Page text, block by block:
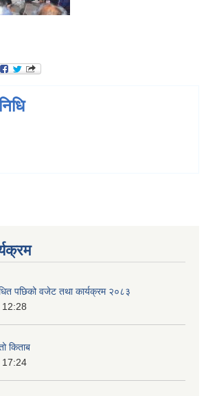
पछिको वजेट तथा कार्यक्रम २०८३
किताब